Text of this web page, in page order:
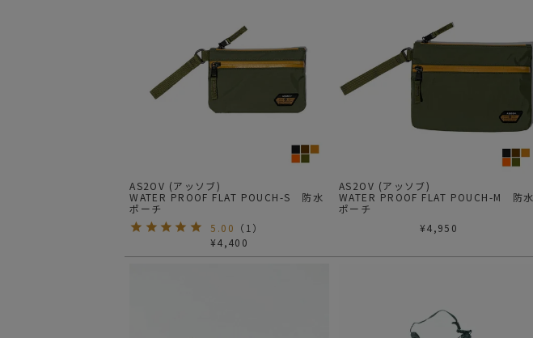
AS2OV (アッソブ)
WATER PROOF FLAT POUCH-S 防水
ポーチ
5.00 （ 1 ）
¥4,400
AS2OV (アッソブ)
WATER PROOF FLAT POUCH-M 防水
ポーチ
¥4,950